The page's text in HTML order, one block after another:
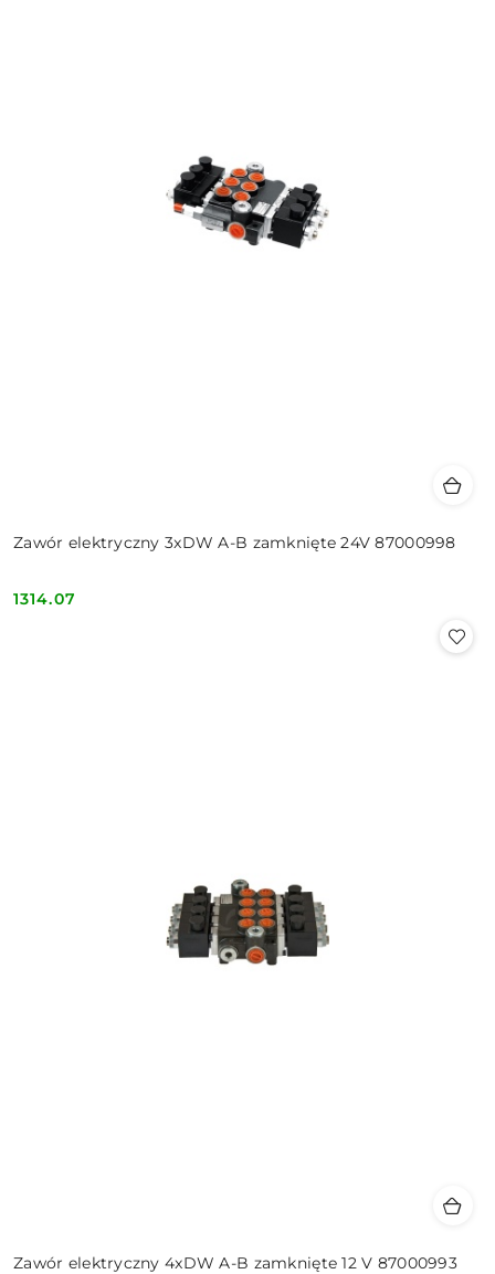
Zawór elektryczny 3xDW A-B zamknięte 24V 87000998
Cena:
1314.07
Zawór elektryczny 4xDW A-B zamknięte 12 V 87000993